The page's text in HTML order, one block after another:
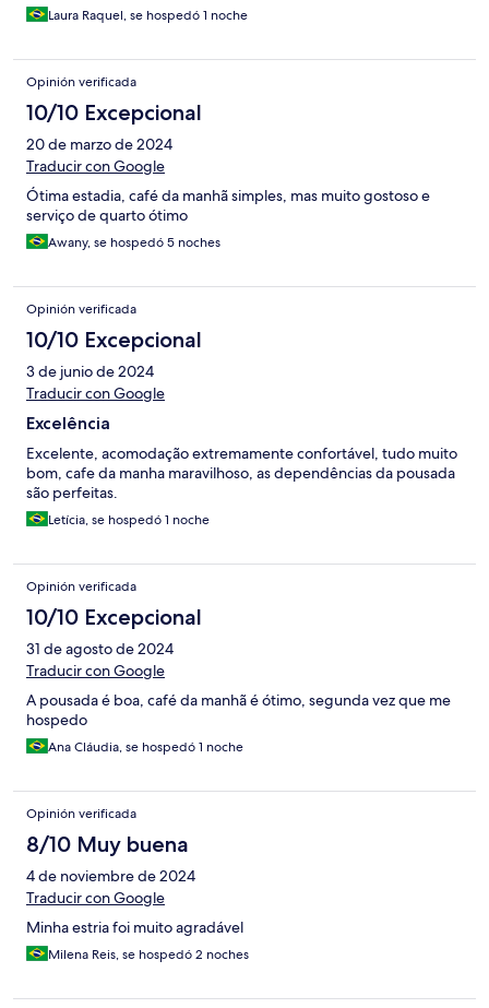
Laura Raquel, se hospedó 1 noche
Opinión verificada
10/10 Excepcional
20 de marzo de 2024
Traducir con Google
Ótima estadia, café da manhã simples, mas muito gostoso e
serviço de quarto ótimo
Awany, se hospedó 5 noches
Opinión verificada
10/10 Excepcional
3 de junio de 2024
Traducir con Google
Excelência
Excelente, acomodação extremamente confortável, tudo muito
bom, cafe da manha maravilhoso, as dependências da pousada
são perfeitas.
Letícia, se hospedó 1 noche
Opinión verificada
10/10 Excepcional
31 de agosto de 2024
Traducir con Google
A pousada é boa, café da manhã é ótimo, segunda vez que me
hospedo
Ana Cláudia, se hospedó 1 noche
Opinión verificada
8/10 Muy buena
4 de noviembre de 2024
Traducir con Google
Minha estria foi muito agradável
Milena Reis, se hospedó 2 noches